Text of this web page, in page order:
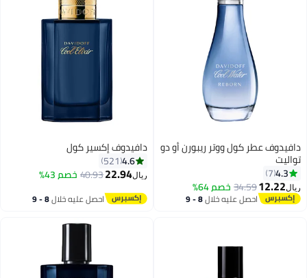
دافيدوف عطر كول ووتر ريبورن أو دو
تواليت
4.3
7
ريال12.22
34.59خصم 64%
احصل عليه خلال 8 - 9
دافيدوف إكسير كول
4.6
521
ريال22.94
40.93خصم 43%
احصل عليه خلال 8 - 9